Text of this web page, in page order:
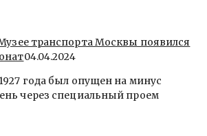
транспорта Москвы появился
04.04.2024
года был опущен на минус
через специальный проем